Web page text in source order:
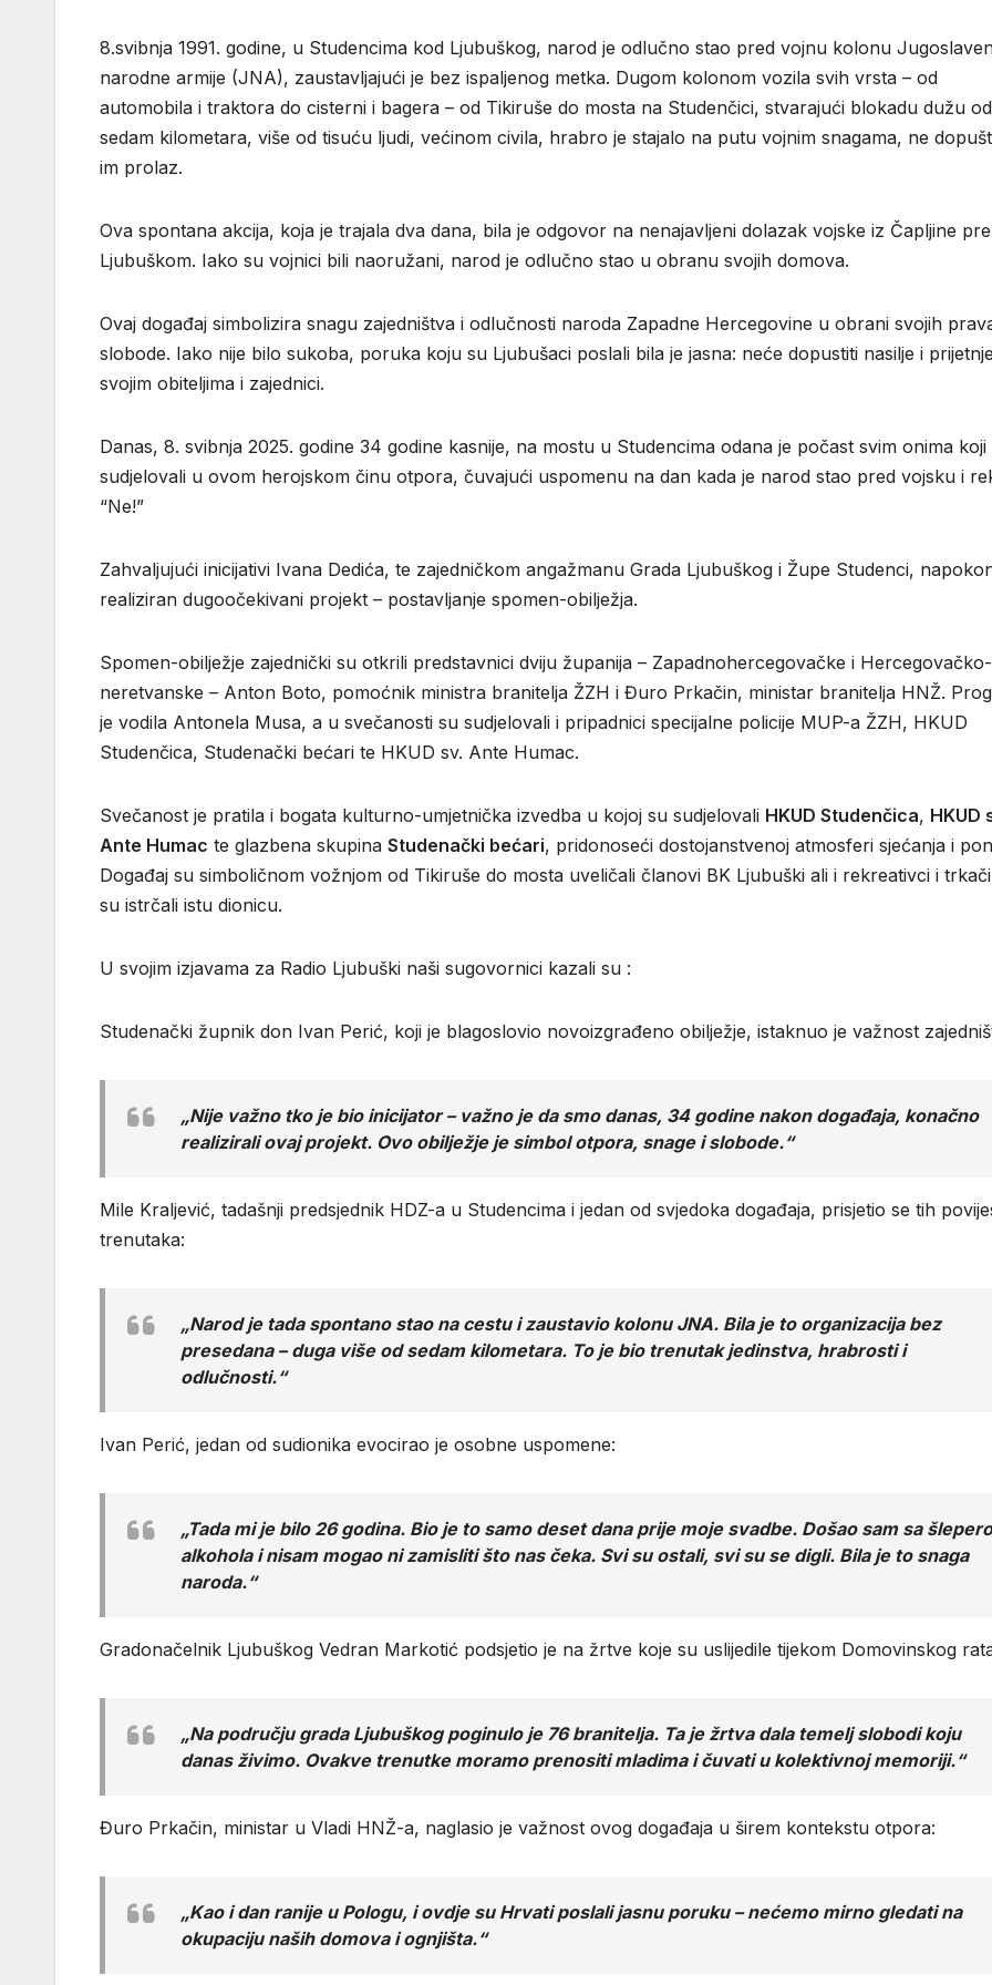
8.svibnja 1991. godine, u Studencima kod Ljubuškog, narod je odlučno stao pred vojnu kolonu
narodne armije (JNA), zaustavljajući je bez ispaljenog metka. Dugom kolonom vozila svih vrsta – od
automobila i traktora do cisterni i bagera – od Tikiruše do mosta na Studenčici, stvarajući blokadu dužu od
sedam kilometara, više od tisuću ljudi, većinom civila, hrabro je stajalo na putu vojnim snagama, ne
im prolaz.
Ova spontana akcija, koja je trajala dva dana, bila je odgovor na nenajavljeni dolazak vojske iz Čapljine
Ljubuškom. Iako su vojnici bili naoružani, narod je odlučno stao u obranu svojih domova.
Ovaj događaj simbolizira snagu zajedništva i odlučnosti naroda Zapadne Hercegovine u obrani svojih
slobode. Iako nije bilo sukoba, poruka koju su Ljubušaci poslali bila je jasna: neće dopustiti nasilje i prijetnje
svojim obiteljima i zajednici.
Danas, 8. svibnja 2025. godine 34 godine kasnije, na mostu u Studencima odana je počast svim onima koji
sudjelovali u ovom herojskom činu otpora, čuvajući uspomenu na dan kada je narod stao pred vojsku i
“Ne!”
Zahvaljujući inicijativi Ivana Dedića, te zajedničkom angažmanu Grada Ljubuškog i Župe Studenci,
realiziran dugoočekivani projekt – postavljanje spomen-obilježja.
Spomen-obilježje zajednički su otkrili predstavnici dviju županija – Zapadnohercegovačke i Hercegovačko-
neretvanske – Anton Boto, pomoćnik ministra branitelja ŽZH i Đuro Prkačin, ministar branitelja HNŽ.
je vodila Antonela Musa, a u svečanosti su sudjelovali i pripadnici specijalne policije MUP-a ŽZH, HKUD
Studenčica, Studenački bećari te HKUD sv. Ante Humac.
Svečanost je pratila i bogata kulturno-umjetnička izvedba u kojoj su sudjelovali HKUD Studenčica, HKUD
Ante Humac te glazbena skupina Studenački bećari, pridonoseći dostojanstvenoj atmosferi sjećanja i
Događaj su simboličnom vožnjom od Tikiruše do mosta uveličali članovi BK Ljubuški ali i rekreativci i
su istrčali istu dionicu.
U svojim izjavama za Radio Ljubuški naši sugovornici kazali su :
Studenački župnik don Ivan Perić, koji je blagoslovio novoizgrađeno obilježje, istaknuo je važnost
„Nije važno tko je bio inicijator – važno je da smo danas, 34 godine nakon događaja, konačno
realizirali ovaj projekt. Ovo obilježje je simbol otpora, snage i slobode.“
Mile Kraljević, tadašnji predsjednik HDZ-a u Studencima i jedan od svjedoka događaja, prisjetio se tih
trenutaka:
„Narod je tada spontano stao na cestu i zaustavio kolonu JNA. Bila je to organizacija bez
presedana – duga više od sedam kilometara. To je bio trenutak jedinstva, hrabrosti i
odlučnosti.“
Ivan Perić, jedan od sudionika evocirao je osobne uspomene:
„Tada mi je bilo 26 godina. Bio je to samo deset dana prije moje svadbe. Došao sam sa
alkohola i nisam mogao ni zamisliti što nas čeka. Svi su ostali, svi su se digli. Bila je to snaga
naroda.“
Gradonačelnik Ljubuškog Vedran Markotić podsjetio je na žrtve koje su uslijedile tijekom Domovinskog
„Na području grada Ljubuškog poginulo je 76 branitelja. Ta je žrtva dala temelj slobodi koju
danas živimo. Ovakve trenutke moramo prenositi mladima i čuvati u kolektivnoj memoriji.“
Đuro Prkačin, ministar u Vladi HNŽ-a, naglasio je važnost ovog događaja u širem kontekstu otpora:
„Kao i dan ranije u Pologu, i ovdje su Hrvati poslali jasnu poruku – nećemo mirno gledati na
okupaciju naših domova i ognjišta.“